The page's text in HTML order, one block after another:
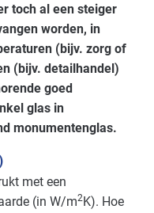
toch al een steiger
worden, in
(bijv. zorg of
(bijv. detailhandel)
goed
glas in
monumentenglas.
met een
(in W/m2K). Hoe